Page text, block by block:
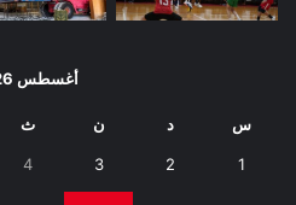
أغسطس 2026
س د ن ث
1
2
3
4